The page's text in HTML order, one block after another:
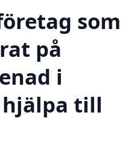
som
på
i
hjälpa till